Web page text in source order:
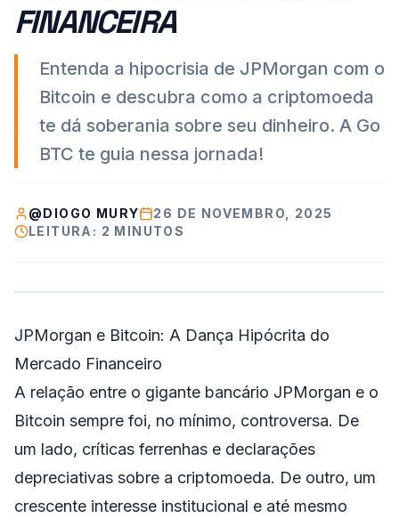
FINANCEIRA
Entenda a hipocrisia de JPMorgan com o
Bitcoin e descubra como a criptomoeda
te dá soberania sobre seu dinheiro. A Go
BTC te guia nessa jornada!
@DIOGO MURY
26 DE NOVEMBRO, 2025
LEITURA: 2 MINUTOS
JPMorgan e Bitcoin: A Dança Hipócrita do
Mercado Financeiro
A relação entre o gigante bancário JPMorgan e o
Bitcoin sempre foi, no mínimo, controversa. De
um lado, críticas ferrenhas e declarações
depreciativas sobre a criptomoeda. De outro, um
crescente interesse institucional e até mesmo